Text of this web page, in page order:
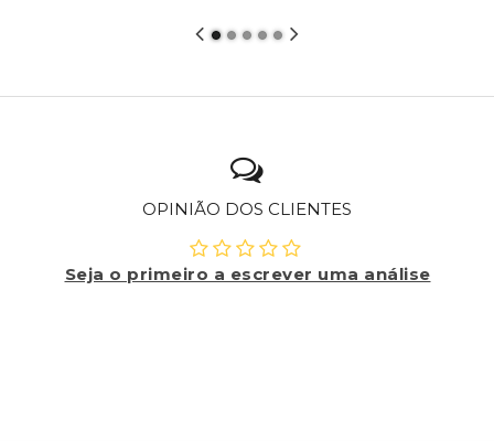
OPINIÃO DOS CLIENTES
Seja o primeiro a escrever uma análise